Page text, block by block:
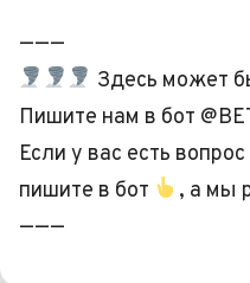
———
Здесь может
Пишите нам в бот
Если у вас есть
пишите в бот
, а мы
———